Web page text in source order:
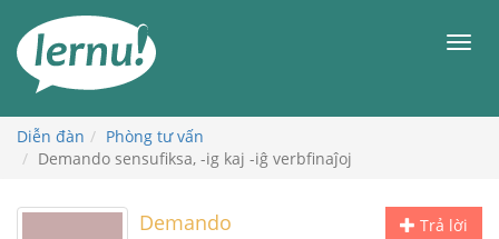
đến
phần
dung
Diễn đàn
Phòng tư vấn
Demando sensufiksa, -ig kaj -iĝ verbfinaĵoj
Trả lời
Demando